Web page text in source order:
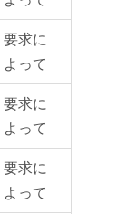
要求に
よって
要求に
よって
要求に
よって